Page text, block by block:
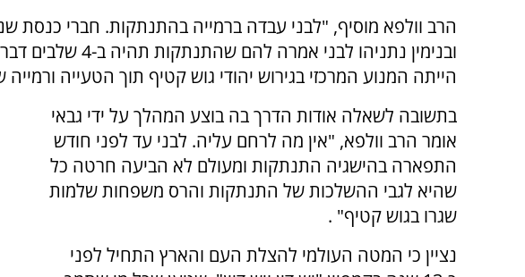
הרב וולפא מוסיף, "לבני עבדה ברמייה בהתנתקות. חברי כנסת
ובנימין נתניהו
הייתה המנוע המרכזי בגירוש יהודי גוש קטיף תוך הטעייה
בתשובה לשאלה אודות הדרך בה בוצע המהלך על ידי גבאי
אומר הרב וולפא, "אין מה לרחם עליה. לבני עד לפני חודש
התפארה בהישגיה התנתקות ומעולם לא הביעה חרטה כל
שהיא לגבי ההשלכות של התנתקות והרס משפחות שלמות
שגרו בגוש קטיף" .
נציין כי המטה העולמי להצלת העם והארץ התחיל לפני